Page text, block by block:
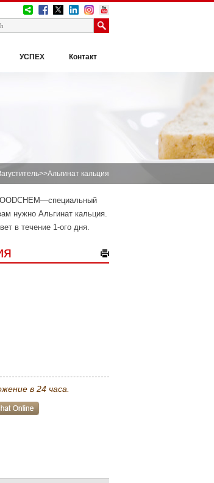
УСПЕХ Контакт
>>Альгинат кальция
нужно Альгинат кальция.
в течение 1-ого дня.
в 24 часа.